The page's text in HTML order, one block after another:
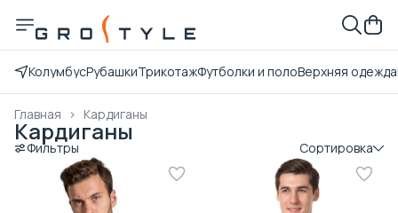
КолумбусРубашкиТрикотажФутболки и полоВерхняя одежда
Кардиганы
Главная ›
Кардиганы
Фильтры Сортировка